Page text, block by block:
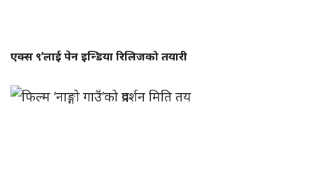
एक्स ९’लाई पेन इन्डिया रिलिजको तयारी